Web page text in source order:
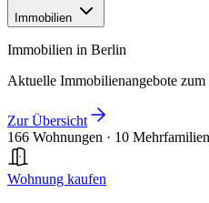
Immobilien
Immobilien in Berlin
Aktuelle Immobilienangebote
Zur Übersicht
166 Wohnungen · 10
Wohnung kaufen